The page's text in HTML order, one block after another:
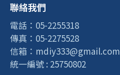
聯絡我們
電話：05-2255318
傳真：05-2275528
信箱：mdiy333@gmail.com
統一編號 : 25750802